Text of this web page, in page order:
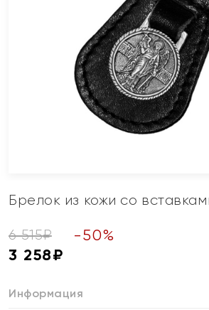
Брелок из кожи со
6 515₽ -50%
3 258₽
Информация